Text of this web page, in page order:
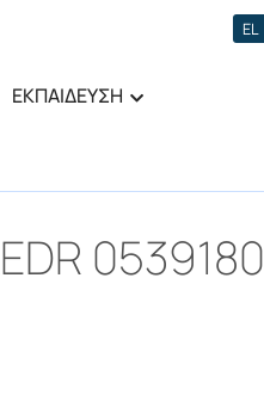
EL
ΕΚΠΑΙΔΕΥΣΗ
0539180